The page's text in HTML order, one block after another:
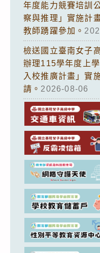
年度能力競賽培訓
察與推理」實施計
教師踴躍參加。
檢送國立臺南女子
辦理115學年度上
入校推廣計畫」實
請。 2026-08-06